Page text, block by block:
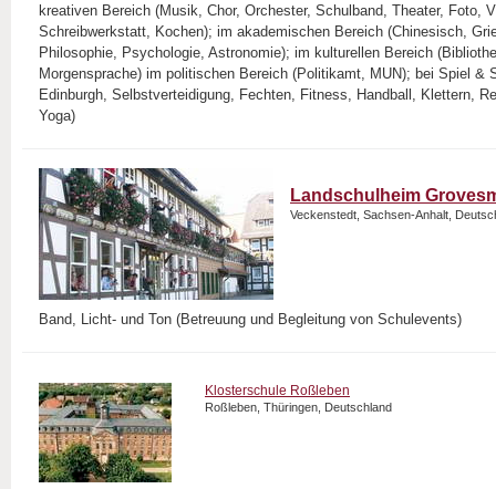
kreativen Bereich (Musik, Chor, Orchester, Schulband, Theater, Foto,
Schreibwerkstatt, Kochen); im akademischen Bereich (Chinesisch,
Philosophie, Psychologie, Astronomie); im kulturellen Bereich
Morgensprache) im politischen Bereich (Politikamt, MUN); bei Spiel &
Edinburgh, Selbstverteidigung, Fechten, Fitness, Handball, Klettern,
Yoga)
Landschulheim
Veckenstedt, Sachsen-Anhalt,
Band, Licht- und Ton (Betreuung und Begleitung von Schulevents)
Klosterschule Roßleben
Roßleben, Thüringen, Deutschland